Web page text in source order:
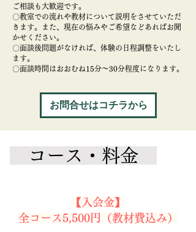
ご相談も大歓迎です。
〇教室での流れや教材について説明をさせていただ
きます。また、現在の悩みやご希望などあればお聞
かせください。
〇面談後問題がなければ、体験の日程調整をいたし
ます。
〇​面談時間は おおむね15分～30分程度になります。
お問合せはコチラから
コース・料金
【入会金】
全コース5,500円（教材費込み）